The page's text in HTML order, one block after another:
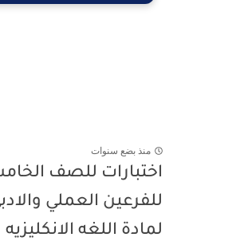
منذ بضع سنوات
اختبارات للصف
لمادة اللغه الانكليزيه